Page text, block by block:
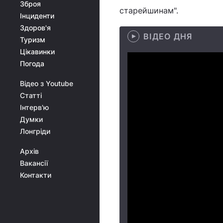
Зброя
Інциденти
Здоров'я
Туризм
Цікавинки
Погода
Відео з Youtube
Статті
Інтерв'ю
Думки
Лонгріди
Архів
Вакансії
Контакти
старейшинам".
ВІДЕО ДНЯ